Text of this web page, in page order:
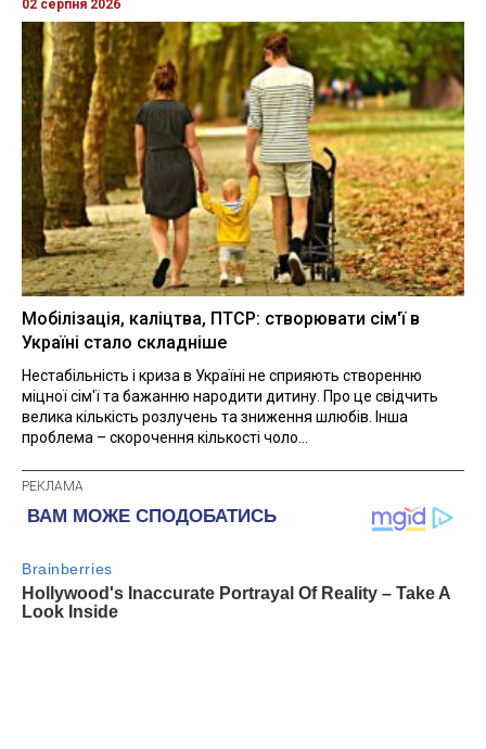
02 серпня 2026
Мобілізація, каліцтва, ПТСР: створювати сім'ї в
Україні стало складніше
Нестабільність і криза в Україні не сприяють створенню
міцної сім'ї та бажанню народити дитину. Про це свідчить
велика кількість розлучень та зниження шлюбів. Інша
проблема – скорочення кількості чоло...